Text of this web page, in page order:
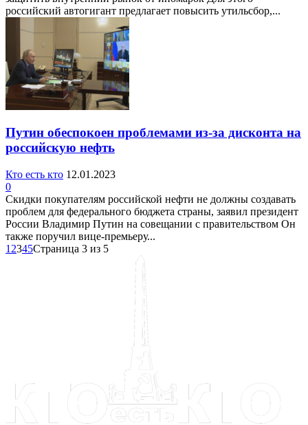
российский автогигант предлагает повысить утильсбор,...
Путин обеспокоен проблемами из-за дисконта на
российскую нефть
Кто есть кто 12.01.2023
0
Скидки покупателям российской нефти не должны создавать
проблем для федерального бюджета страны, заявил президент
России Владимир Путин на совещании с правительством Он
также поручил вице-премьеру...
1 2345Страница 3 из 5